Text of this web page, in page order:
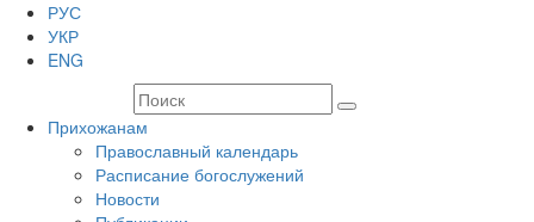
РУС
УКР
ENG
Прихожанам
Православный календарь
Расписание богослужений
Новости